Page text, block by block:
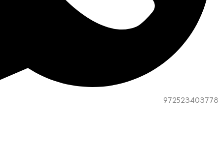
972523403778